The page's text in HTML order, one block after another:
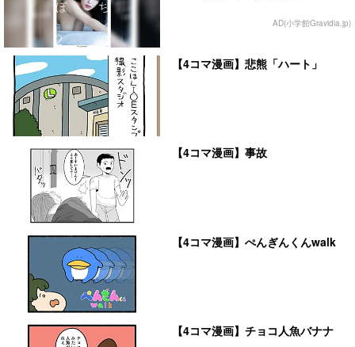
AD(小学館Gravidia.jp)
【4コマ漫画】悲熊「ハート」
【4コマ漫画】事故
【4コマ漫画】ぺんぎんくんwalk
【4コマ漫画】チョコ人魚バナナ